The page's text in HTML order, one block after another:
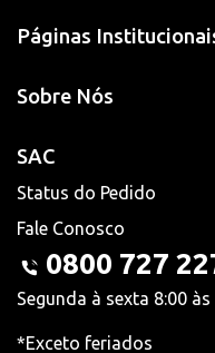
Páginas
Sobre Nós
SAC
Status do Pedido
Fale Conosco
0800 727
Segunda à sexta 8:00 às
*Exceto feriados